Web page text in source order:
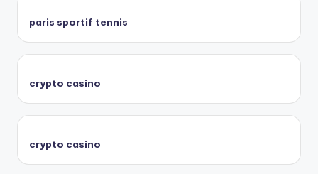
paris sportif tennis
crypto casino
crypto casino